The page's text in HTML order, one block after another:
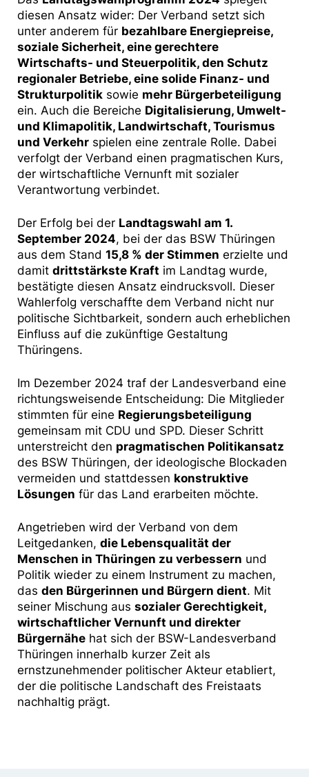
diesen Ansatz wider: Der Verband setzt sich
unter anderem für bezahlbare Energiepreise,
soziale Sicherheit, eine gerechtere
Wirtschafts- und Steuerpolitik, den Schutz
regionaler Betriebe, eine solide Finanz- und
Strukturpolitik sowie mehr Bürgerbeteiligung
ein. Auch die Bereiche Digitalisierung, Umwelt-
und Klimapolitik, Landwirtschaft, Tourismus
und Verkehr spielen eine zentrale Rolle. Dabei
verfolgt der Verband einen pragmatischen Kurs,
der wirtschaftliche Vernunft mit sozialer
Verantwortung verbindet.
Der Erfolg bei der Landtagswahl am 1.
September 2024, bei der das BSW Thüringen
aus dem Stand 15,8 % der Stimmen erzielte und
damit drittstärkste Kraft im Landtag wurde,
bestätigte diesen Ansatz eindrucksvoll. Dieser
Wahlerfolg verschaffte dem Verband nicht nur
politische Sichtbarkeit, sondern auch erheblichen
Einfluss auf die zukünftige Gestaltung
Thüringens.
Im Dezember 2024 traf der Landesverband eine
richtungsweisende Entscheidung: Die Mitglieder
stimmten für eine Regierungsbeteiligung
gemeinsam mit CDU und SPD. Dieser Schritt
unterstreicht den pragmatischen Politikansatz
des BSW Thüringen, der ideologische Blockaden
vermeiden und stattdessen konstruktive
Lösungen für das Land erarbeiten möchte.
Angetrieben wird der Verband von dem
Leitgedanken, die Lebensqualität der
Menschen in Thüringen zu verbessern und
Politik wieder zu einem Instrument zu machen,
das den Bürgerinnen und Bürgern dient. Mit
seiner Mischung aus sozialer Gerechtigkeit,
wirtschaftlicher Vernunft und direkter
Bürgernähe hat sich der BSW-Landesverband
Thüringen innerhalb kurzer Zeit als
ernstzunehmender politischer Akteur etabliert,
der die politische Landschaft des Freistaats
nachhaltig prägt.